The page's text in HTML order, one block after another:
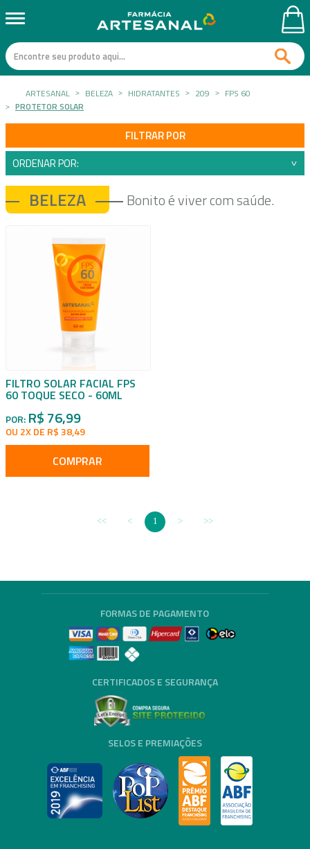
ARTESANAL BELEZA HIDRATANTES 209
FPS 60
PROTETOR SOLAR
FILTRAR POR
ORDENAR POR:
BELEZA Bonito é viver com saúde.
FILTRO SOLAR FACIAL FPS
60 TOQUE SECO - 60ML
POR: R$ 76,99
OU 2X DE R$ 38,49
COMPRAR
1
FORMAS DE PAGAMENTO
CERTIFICADOS E SEGURANÇA
SELOS E PREMIAÇÕES